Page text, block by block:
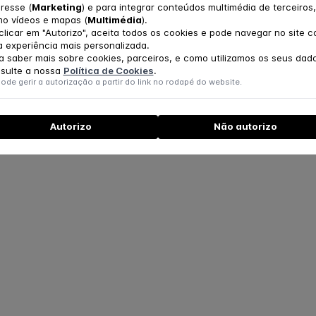
(Marketing) e para integrar conteúdos multimédia de terceiros,
vídeos e mapas (Multimédia).
em "Autorizo", aceita todos os cookies e pode navegar no site
experiência mais personalizada.
saber mais sobre cookies, parceiros, e como utilizamos os seus
a nossa Política de Cookies.
gerir a autorização a partir do link no rodapé do website.
Autorizo Não autorizo